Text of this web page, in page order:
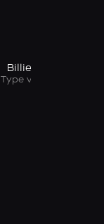
Billie IA
Type voice